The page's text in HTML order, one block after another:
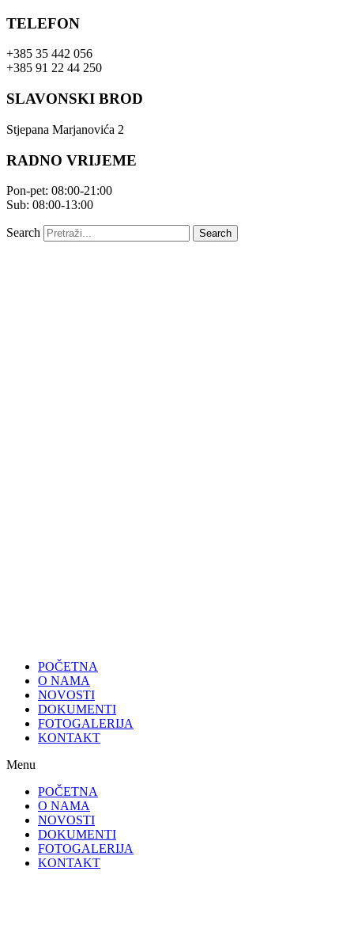
Skip
content
TELEFON
+385 35 442 056
+385 91 22 44 250
SLAVONSKI BROD
Stjepana Marjanovića 2
RADNO VRIJEME
Pon-pet: 08:00-21:00
Sub: 08:00-13:00
Search Search
POČETNA
O NAMA
NOVOSTI
DOKUMENTI
FOTOGALERIJA
KONTAKT
Menu
POČETNA
O NAMA
NOVOSTI
DOKUMENTI
FOTOGALERIJA
KONTAKT